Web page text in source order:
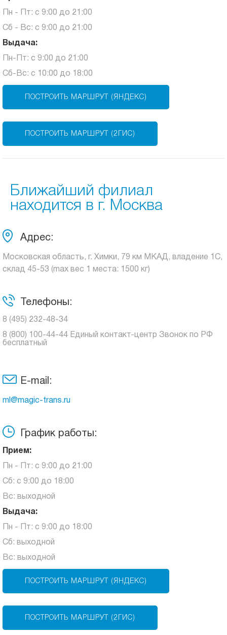
Пн - Пт: с 9:00 до 21:00
Сб - Вс: с 9:00 до 21:00
Выдача:
Пн-Пт: с 9:00 до 21:00
Сб-Вс: с 10:00 до 18:00
ПОСТРОИТЬ МАРШРУТ (ЯНДЕКС)
ПОСТРОИТЬ МАРШРУТ (2ГИС)
Ближайший филиал
находится в г. Москва
Адрес:
Московская область, г. Химки, 79 км МКАД, владение 1С,
склад 45-53 (max вес 1 места: 1500 кг)
Телефоны:
8 (495) 232-48-34
8 (800) 100-44-44 Единый контакт-центр Звонок по РФ
бесплатный
E-mail:
ml@magic-trans.ru
График работы:
Прием:
Пн - Пт: с 9:00 до 21:00
Сб: с 9:00 до 18:00
Вс: выходной
Выдача:
Пн - Пт: с 9:00 до 18:00
Сб: выходной
Вс: выходной
ПОСТРОИТЬ МАРШРУТ (ЯНДЕКС)
ПОСТРОИТЬ МАРШРУТ (2ГИС)